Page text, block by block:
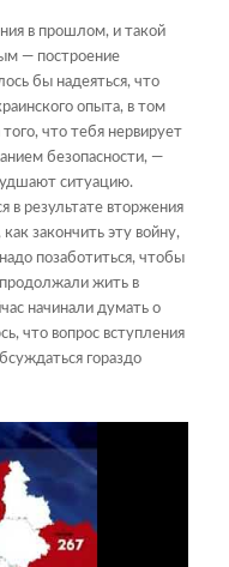
в прошлом, и такой
— построение
бы надеяться, что
опыта, в том
что тебя нервирует
безопасности, —
ситуацию.
в результате вторжения
закончить эту войну,
позаботиться, чтобы
жить в
начинали думать о
что вопрос вступления
гораздо